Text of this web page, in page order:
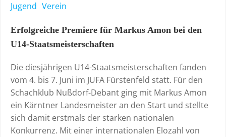
Jugend Verein
Erfolgreiche Premiere für Markus Amon bei den
U14-Staatsmeisterschaften
Die diesjährigen U14-Staatsmeisterschaften fanden
vom 4. bis 7. Juni im JUFA Fürstenfeld statt. Für den
Schachklub Nußdorf-Debant ging mit Markus Amon
ein Kärntner Landesmeister an den Start und stellte
sich damit erstmals der starken nationalen
Konkurrenz. Mit einer internationalen Elozahl von